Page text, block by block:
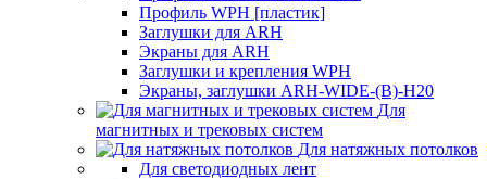
Профиль WPH [пластик]
Заглушки для ARH
Экраны для ARH
Заглушки и крепления WPH
Экраны, заглушки ARH-WIDE-(B)-H20
Для
магнитных и трековых систем
Для натяжных потолков
Для светодиодных лент